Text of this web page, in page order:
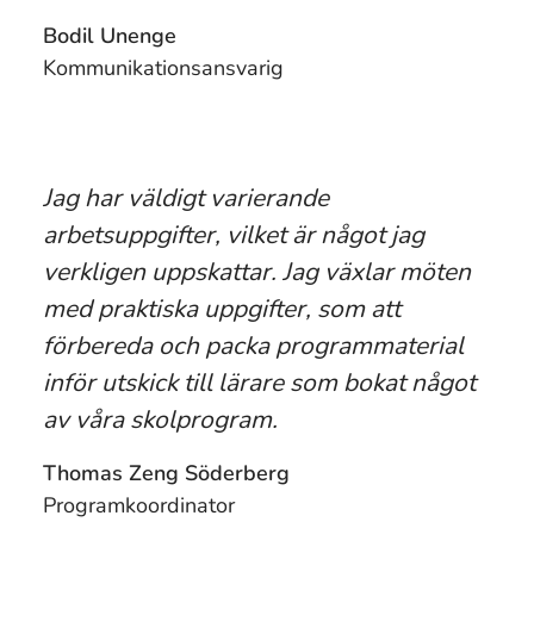
Bodil Unenge
Kommunikationsansvarig
Jag har väldigt varierande
arbetsuppgifter, vilket är något jag
verkligen uppskattar. Jag växlar möten
med praktiska uppgifter, som att
förbereda och packa programmaterial
inför utskick till lärare som bokat något
av våra skolprogram.
Thomas Zeng Söderberg
Programkoordinator